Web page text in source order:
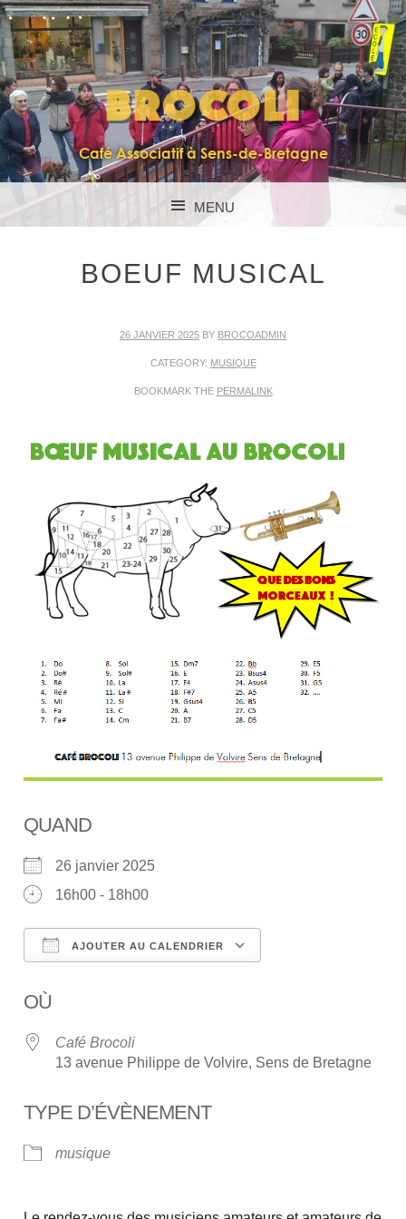
BROCOLI
Café Associatif à Sens-de-Bretagne
MENU
BOEUF MUSICAL
26 JANVIER 2025 BY BROCOADMIN
CATEGORY: MUSIQUE
BOOKMARK THE PERMALINK
QUAND
26 janvier 2025
16h00 - 18h00
AJOUTER AU CALENDRIER
OÙ
Café Brocoli
13 avenue Philippe de Volvire, Sens de Bretagne
TYPE D’ÉVÈNEMENT
musique